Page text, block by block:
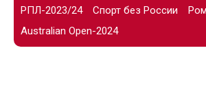
РПЛ-2023/24
Спорт без России
Australian Open-2024